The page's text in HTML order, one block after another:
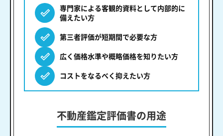
専門家による客観的資料として内部的に
備えたい方
第三者評価が短期間で必要な方
広く価格水準や概略価格を知りたい方
コストをなるべく抑えたい方
不動産鑑定評価書の用途